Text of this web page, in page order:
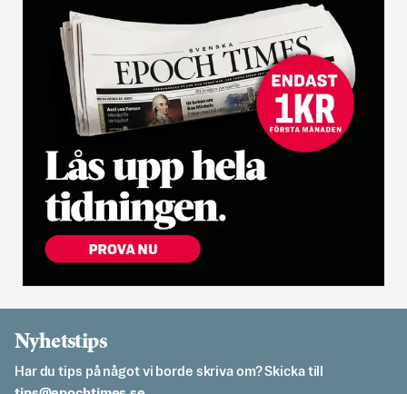
Nyhetstips
Har du tips på något vi borde skriva om? Skicka till